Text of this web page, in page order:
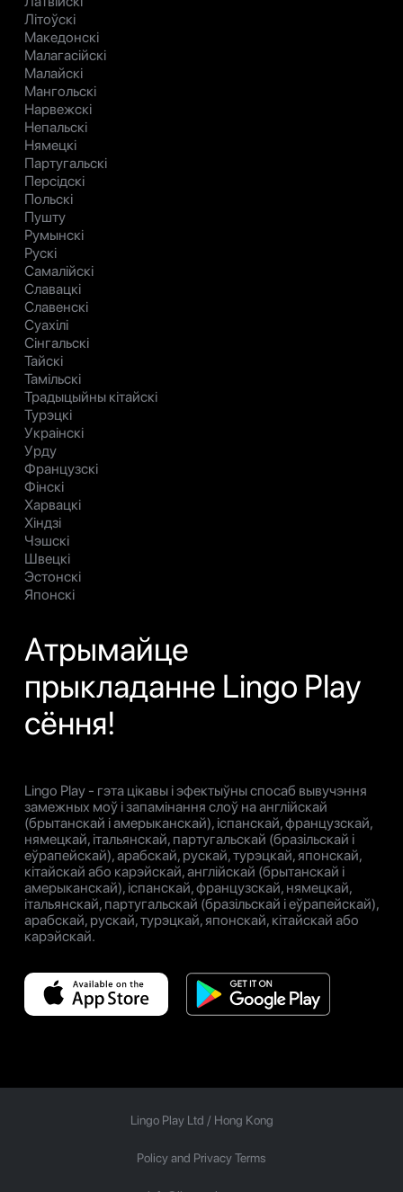
Літоўскі
Македонскі
Малагасійскі
Малайскі
Мангольскі
Нарвежскі
Непальскі
Нямецкі
Партугальскі
Персідскі
Польскі
Пушту
Румынскі
Рускі
Самалійскі
Славацкі
Славенскі
Суахілі
Сінгальскі
Тайскі
Тамільскі
Традыцыйны кітайскі
Турэцкі
Украінскі
Урду
Французскі
Фінскі
Харвацкі
Хіндзі
Чэшскі
Швецкі
Эстонскі
Японскі
Атрымайце
прыкладанне Lingo Play
сёння!
Lingo Play - гэта цікавы і эфектыўны спосаб вывучэння
замежных моў і запамінання слоў на англійскай
(брытанскай і амерыканскай), іспанскай, французскай,
нямецкай, італьянскай, партугальскай (бразільскай і
еўрапейскай), арабскай, рускай, турэцкай, японскай,
кітайскай або карэйскай, англійскай (брытанскай і
амерыканскай), іспанскай, французскай, нямецкай,
італьянскай, партугальскай (бразільскай і еўрапейскай),
арабскай, рускай, турэцкай, японскай, кітайскай або
карэйскай.
Lingo Play Ltd / Hong Kong
Policy and Privacy Terms